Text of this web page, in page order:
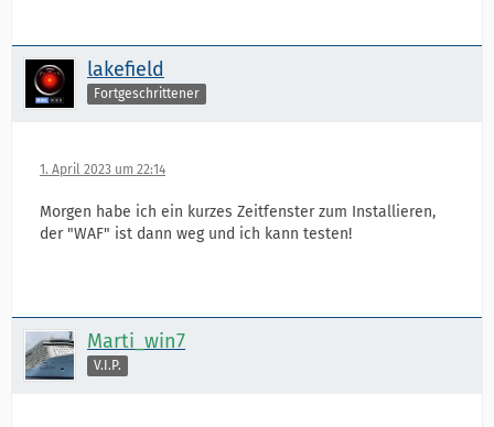
lakefield
Fortgeschrittener
1. April 2023 um 22:14
Morgen habe ich ein kurzes Zeitfenster zum Installieren,
der "WAF" ist dann weg und ich kann testen!
Marti_win7
V.I.P.